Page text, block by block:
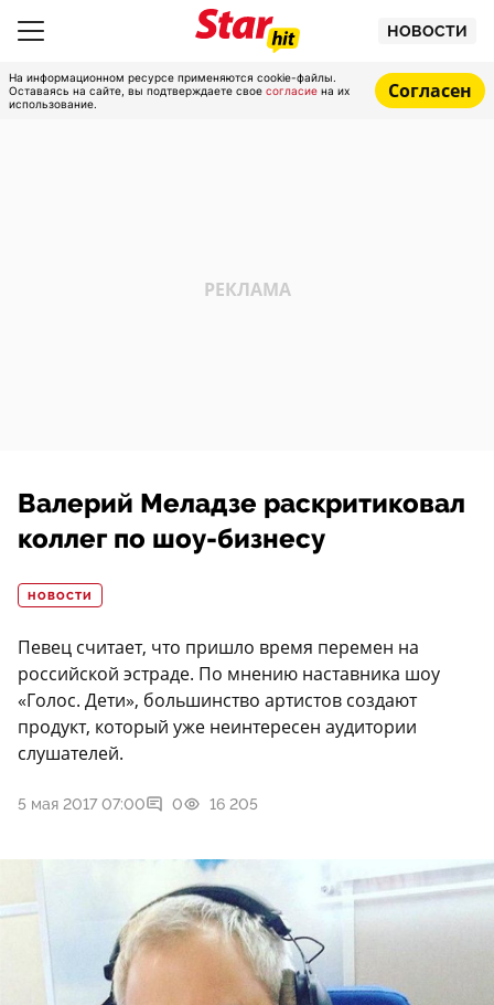
НОВОСТИ
На информационном ресурсе применяются cookie-файлы.
Оставаясь на сайте, вы подтверждаете свое согласие на их
использование.
Согласен
Валерий Меладзе раскритиковал
коллег по шоу-бизнесу
НОВОСТИ
Певец считает, что пришло время перемен на
российской эстраде. По мнению наставника шоу
«Голос. Дети», большинство артистов создают
продукт, который уже неинтересен аудитории
слушателей.
5 мая 2017 07:00 0 16 205